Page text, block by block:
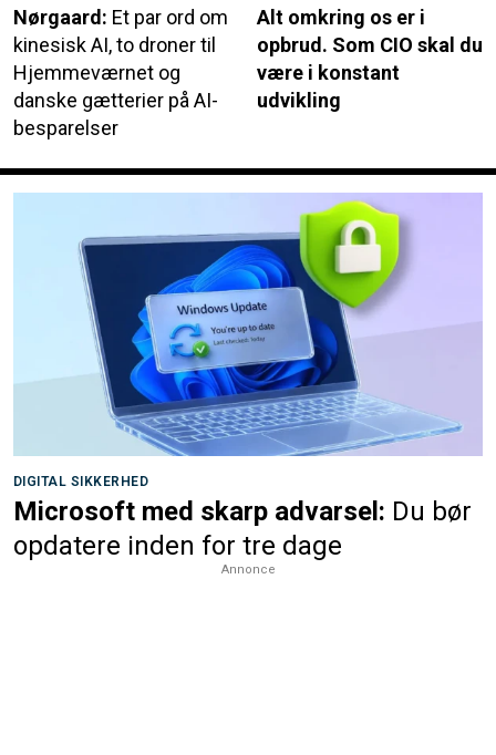
Nørgaard: Et par ord om
kinesisk AI, to droner til
Hjemmeværnet og
danske gætterier på AI-
besparelser
Alt omkring os er i
opbrud. Som CIO skal du
være i konstant
udvikling
DIGITAL SIKKERHED
Microsoft med skarp advarsel: Du bør
opdatere inden for tre dage
Annonce